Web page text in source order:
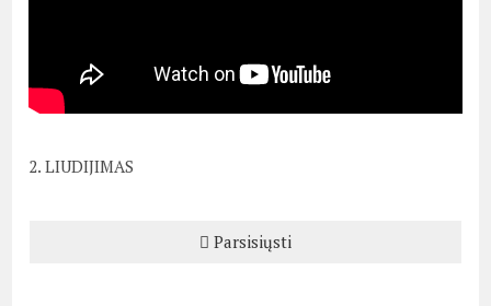
2. LIUDIJIMAS
Parsisiųsti